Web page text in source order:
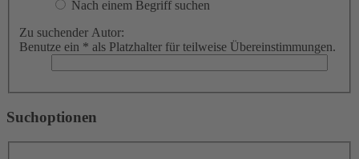
Nach einem Begriff suchen
Zu suchender Autor:
Benutze ein * als Platzhalter für teilweise Übereinstimmungen.
Suchoptionen